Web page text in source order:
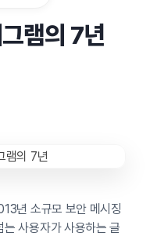
램의 7년
년 소규모 보안 메시징
는 사용자가 사용하는 글